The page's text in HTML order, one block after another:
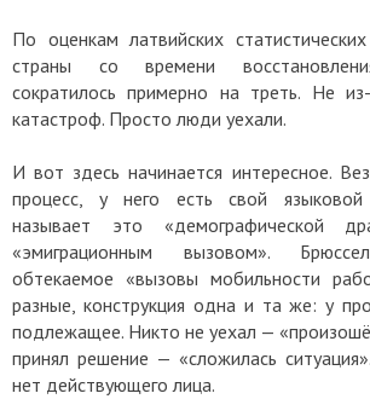
По оценкам латвийских
страны со времени
сократилось примерно на треть. Не
катастроф. Просто люди уехали.
И вот здесь начинается интересное.
процесс, у него есть свой языковой
называет это «демографической
«эмиграционным вызовом».
обтекаемое «вызовы мобильности
разные, конструкция одна и та же: у
подлежащее. Никто не уехал —
принял решение — «сложилась
нет действующего лица.